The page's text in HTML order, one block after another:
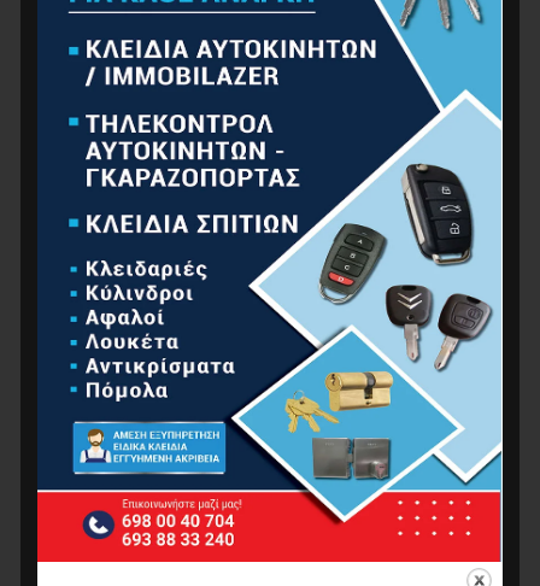
ΑΝΕΜΙΣΤΗΡΑΣ ΟΡΘΟΣΤΑΤΗΣ 45W
79.00€